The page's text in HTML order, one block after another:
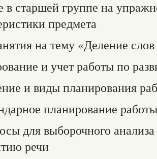
в старшей группе на
предмета
на тему «Деление
и учет работы по
и виды планирования
планирование
для выборочного
речи